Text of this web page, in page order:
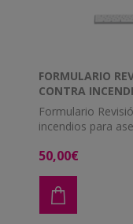
FORMULARIO
CONTRA
Formulario
incendios para
correctamente.
50,00€